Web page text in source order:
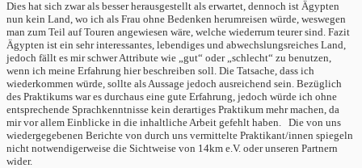
Dies hat sich zwar als besser herausgestellt als erwartet, dennoch ist Ägypten
nun kein Land, wo ich als Frau ohne Bedenken herumreisen würde, weswegen
man zum Teil auf Touren angewiesen wäre, welche wiederrum teurer sind. Fazit
Ägypten ist ein sehr interessantes, lebendiges und abwechslungsreiches Land,
jedoch fällt es mir schwer Attribute wie „gut“ oder „schlecht“ zu benutzen,
wenn ich meine Erfahrung hier beschreiben soll. Die Tatsache, dass ich
wiederkommen würde, sollte als Aussage jedoch ausreichend sein. Bezüglich
des Praktikums war es durchaus eine gute Erfahrung, jedoch würde ich ohne
entsprechende Sprachkenntnisse kein derartiges Praktikum mehr machen, da
mir vor allem Einblicke in die inhaltliche Arbeit gefehlt haben. Die von uns
wiedergegebenen Berichte von durch uns vermittelte Praktikant/innen spiegeln
nicht notwendigerweise die Sichtweise von 14km e.V. oder unseren Partnern
wider.